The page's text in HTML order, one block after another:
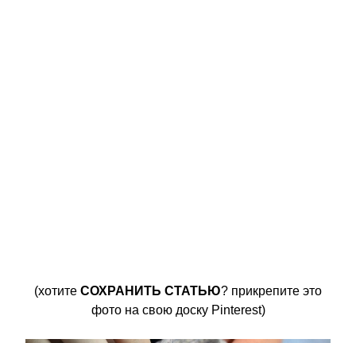
(хотите СОХРАНИТЬ СТАТЬЮ? прикрепите это
фото на свою доску Pinterest)